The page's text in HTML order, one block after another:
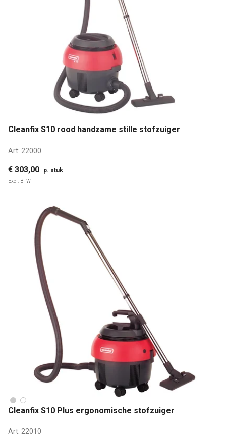
Cleanfix S10 rood handzame stille stofzuiger
Art: 22000
€ 303,00 p. stuk
Excl. BTW
Cleanfix S10 Plus ergonomische stofzuiger
Art: 22010